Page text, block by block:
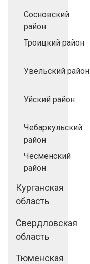
Сосновский
район
Троицкий район
Увельский район
Уйский район
Чебаркульский
район
Чесменский
район
Курганская
область
Свердловская
область
Тюменская